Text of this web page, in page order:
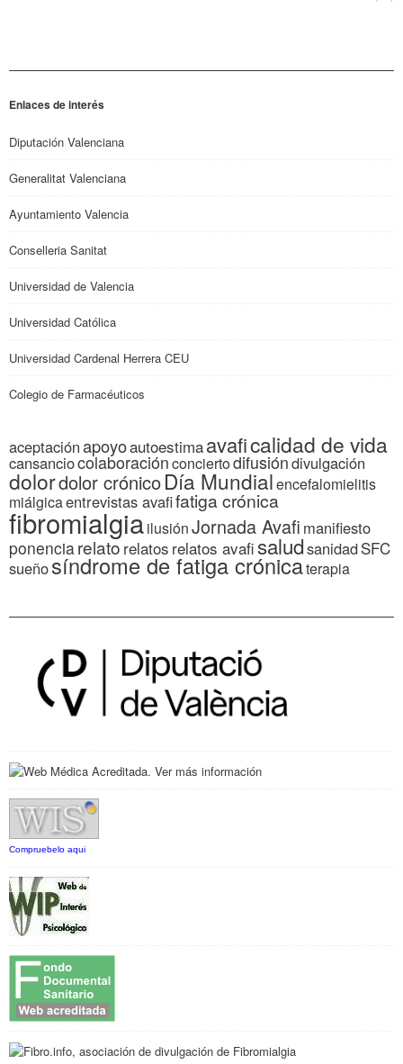
Enlaces de interés
Diputación Valenciana
Generalitat Valenciana
Ayuntamiento Valencia
Conselleria Sanitat
Universidad de Valencia
Universidad Católica
Universidad Cardenal Herrera CEU
Colegio de Farmacéuticos
aceptaciónapoyoautoestimaavaficalidad de vida
cansanciocolaboraciónconciertodifusióndivulgación
dolordolor crónicoDía Mundialencefalomielitis
miálgicaentrevistas avafifatiga crónica
fibromialgiailusiónJornada Avafi manifiesto
ponenciarelato relatos relatos avafisaludsanidadSFC
sueñosíndrome de fatiga crónicaterapia
Compruebelo aqui